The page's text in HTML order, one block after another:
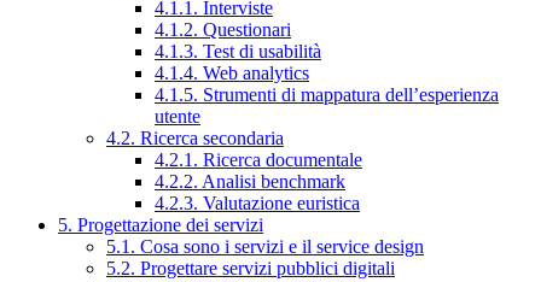
4.1.1. Interviste
4.1.2. Questionari
4.1.3. Test di usabilità
4.1.4. Web analytics
4.1.5. Strumenti di mappatura dell’esperienza
utente
4.2. Ricerca secondaria
4.2.1. Ricerca documentale
4.2.2. Analisi benchmark
4.2.3. Valutazione euristica
5. Progettazione dei servizi
5.1. Cosa sono i servizi e il service design
5.2. Progettare servizi pubblici digitali